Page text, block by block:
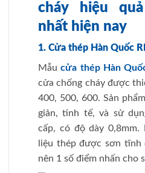
cháy hiệu
nhất hiện nay
1. Cửa thép Hàn Quốc
Mẫucửa thép Hàn
cửa chống cháy được
400, 500, 600. Sản
giản, tinh tế, và sử
cấp, có độ dày
liệu thép được sơn
nên 1 số điểm nhấn cho